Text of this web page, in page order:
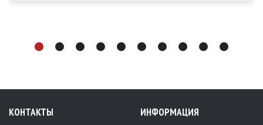
КОНТАКТЫ ИНФОРМАЦИЯ